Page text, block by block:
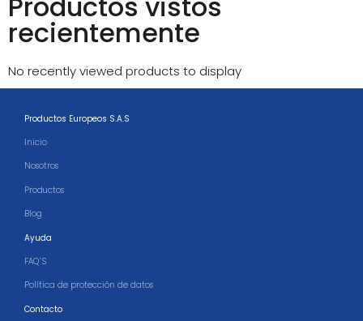
recientemente
No recently viewed products to display
Productos Europeos S.A.S
Inicio
Nosotros
Productos
Blog
Ayuda
FAQ´S
Política de protección de datos
Contacto